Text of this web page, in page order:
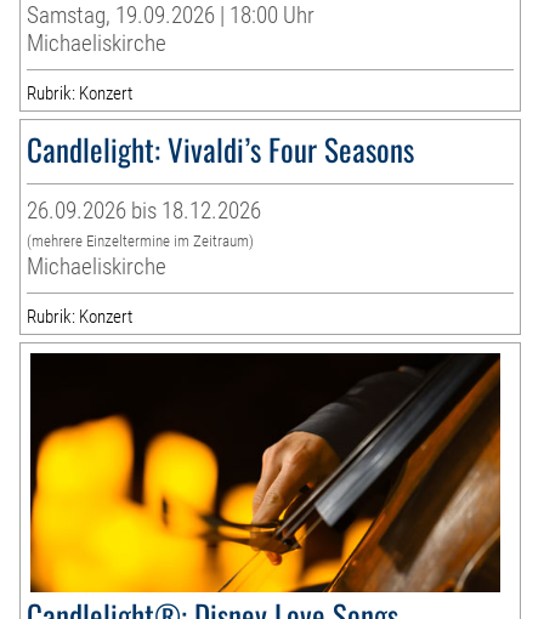
Samstag, 19.09.2026 | 18:00 Uhr
Michaeliskirche
Rubrik: Konzert
Candlelight: Vivaldi’s Four Seasons
26.09.2026 bis 18.12.2026
(mehrere Einzeltermine im Zeitraum)
Michaeliskirche
Rubrik: Konzert